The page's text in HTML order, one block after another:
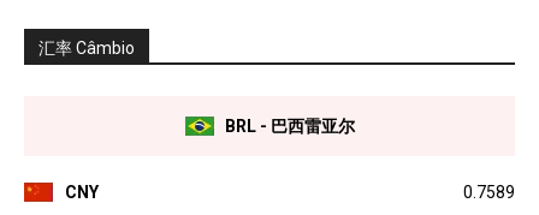
汇率 Câmbio
BRL - 巴西雷亚尔
CNY 0.7589